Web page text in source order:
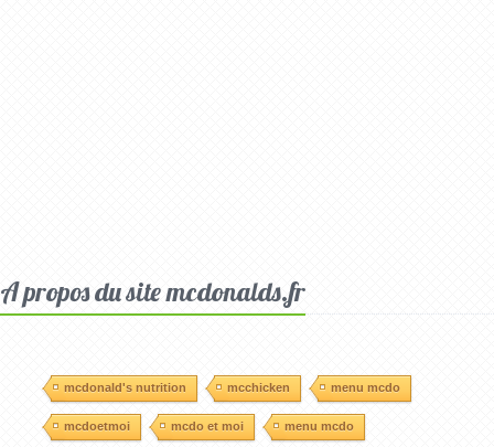
A propos du site mcdonalds.fr
mcdonald's nutrition mcchicken menu mcdo
mcdoetmoi mcdo et moi menu mcdo